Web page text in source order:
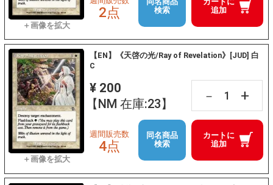
追加
2点
検索
【EN】《天啓の光/Ray of Revelation》[JUD] 白
C
¥ 200
【NM 在庫:23】
－ +
カートに
追加
週間販売数
4点
同名商品
検索